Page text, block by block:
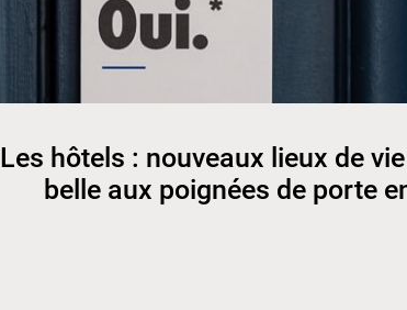
Les hôtels : nouveaux lieux de
belle aux poignées de porte